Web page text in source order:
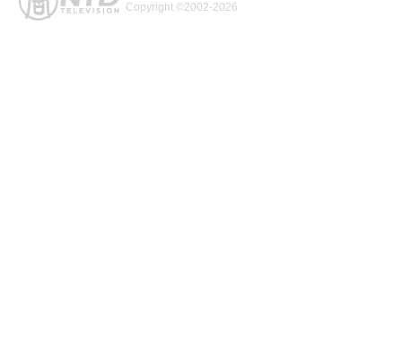
Copyright ©2002-2026